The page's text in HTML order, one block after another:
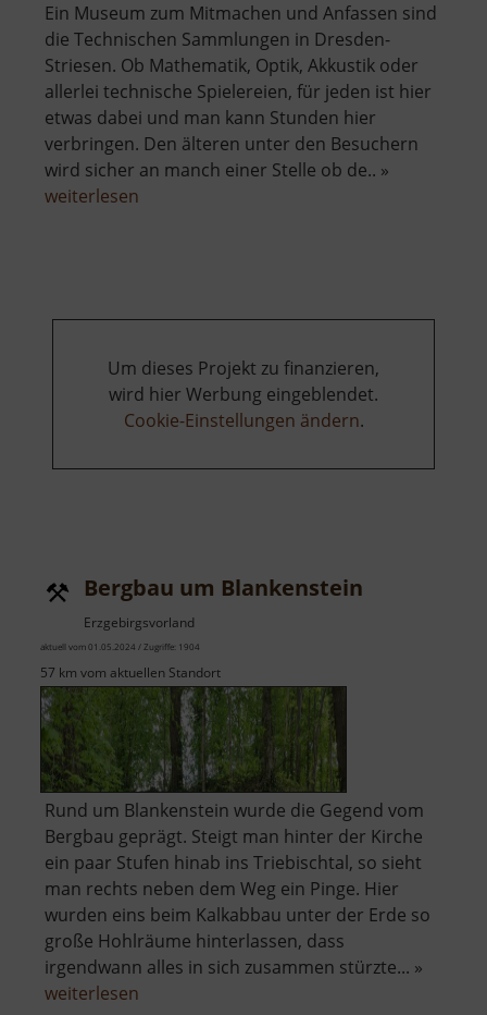
Ein Museum zum Mitmachen und Anfassen sind
die Technischen Sammlungen in Dresden-
Striesen. Ob Mathematik, Optik, Akkustik oder
allerlei technische Spielereien, für jeden ist hier
etwas dabei und man kann Stunden hier
verbringen. Den älteren unter den Besuchern
wird sicher an manch einer Stelle ob de.. »
weiterlesen
Um dieses Projekt zu finanzieren,
wird hier Werbung eingeblendet.
Cookie-Einstellungen ändern.
Bergbau um Blankenstein
Erzgebirgsvorland
aktuell vom 01.05.2024 / Zugriffe: 1904
57 km vom aktuellen Standort
Rund um Blankenstein wurde die Gegend vom
Bergbau geprägt. Steigt man hinter der Kirche
ein paar Stufen hinab ins Triebischtal, so sieht
man rechts neben dem Weg ein Pinge. Hier
wurden eins beim Kalkabbau unter der Erde so
große Hohlräume hinterlassen, dass
irgendwann alles in sich zusammen stürzte... »
weiterlesen